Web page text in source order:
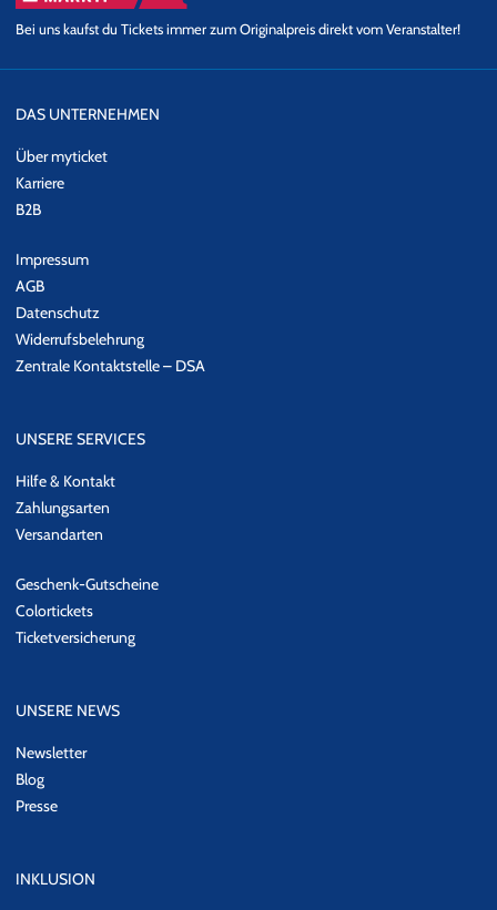
Bei uns kaufst du Tickets immer zum Originalpreis direkt vom Veranstalter!
DAS UNTERNEHMEN
Über myticket
Karriere
B2B
Impressum
AGB
Datenschutz
Widerrufsbelehrung
Zentrale Kontaktstelle – DSA
UNSERE SERVICES
Hilfe & Kontakt
Zahlungsarten
Versandarten
Geschenk-Gutscheine
Colortickets
Ticketversicherung
UNSERE NEWS
Newsletter
Blog
Presse
INKLUSION